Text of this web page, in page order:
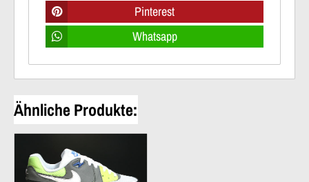
Pinterest
Whatsapp
Ähnliche Produkte: